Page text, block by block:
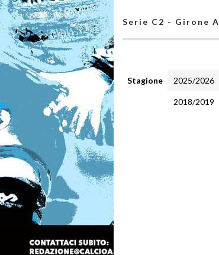
Serie C2 - Girone A
Stagione 2025/2026
2018/2019